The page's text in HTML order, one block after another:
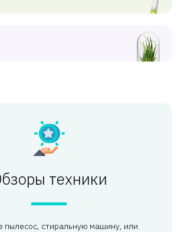
техники
пылесос, стиральную машину, или